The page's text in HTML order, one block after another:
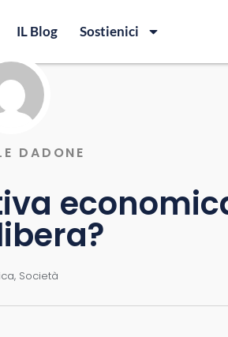
IL Blog Sostienici
DADONE
, Società